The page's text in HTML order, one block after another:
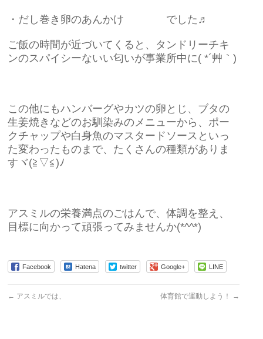
・だし巻き卵のあんかけ でした♬
ご飯の時間が近づいてくると、タンドリーチキ
ンのスパイシーないい匂いが事業所中に( *´艸｀)
この他にもハンバーグやカツの卵とじ、ブタの
生姜焼きなどのお馴染みのメニューから、ポー
クチャップや白身魚のマスタードソースといっ
た変わったものまで、たくさんの種類がありま
すヾ(≧▽≦)ﾉ
アスミルの栄養満点のごはんで、体調を整え、
目標に向かって頑張ってみませんか(*^^*)
Facebook Hatena twitter Google+ LINE
← アスミルでは、 体育館で運動しよう！ →